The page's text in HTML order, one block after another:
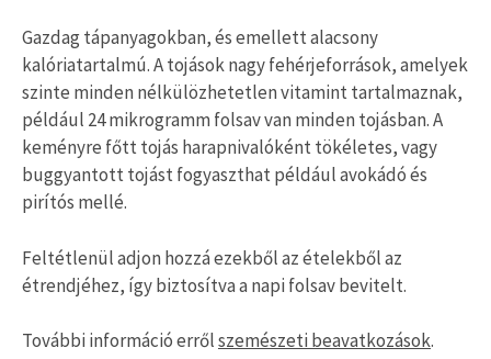
Gazdag tápanyagokban, és emellett alacsony
kalóriatartalmú. A tojások nagy fehérjeforrások, amelyek
szinte minden nélkülözhetetlen vitamint tartalmaznak,
például 24 mikrogramm folsav van minden tojásban. A
keményre főtt tojás harapnivalóként tökéletes, vagy
buggyantott tojást fogyaszthat például avokádó és
pirítós mellé.
Feltétlenül adjon hozzá ezekből az ételekből az
étrendjéhez, így biztosítva a napi folsav bevitelt.
További információ errőlszemészeti beavatkozások.